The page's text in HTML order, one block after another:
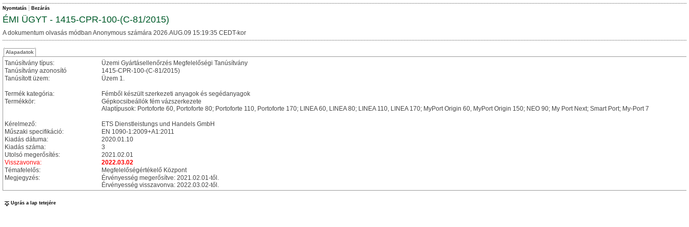
Nyomtatás Bezárás
ÉMI ÜGYT - 1415-CPR-100-(C-81/2015)
A dokumentum olvasás módban Anonymous számára 2026.AUG.09 15:19:35 CEDT-kor
Alapadatok
Tanúsítvány típus:
Üzemi Gyártásellenőrzés Megfelelőségi Tanúsítvány
Tanúsítvány azonosító
1415-CPR-100-(C-81/2015)
Tanúsított üzem:
Üzem 1.
Termék kategória:
Fémből készült szerkezeti anyagok és segédanyagok
Termékkör:
Gépkocsibeállók fém vázszerkezete
Alaptípusok: Portoforte 60, Portoforte 80; Portoforte 110, Portoforte 170; LINEA 60, LINEA 80; LINEA 110, LINEA 170; MyPort Origin 60, MyPort Origin 150; NEO 90; My Port Next; Smart Port; My-Port 7
Kérelmező:
ETS Dienstleistungs und Handels GmbH
Műszaki specifikáció:
EN 1090-1:2009+A1:2011
Kiadás dátuma:
2020.01.10
Kiadás száma:
3
Utolsó megerősítés:
2021.02.01
Visszavonva:
2022.03.02
Témafelelős:
Megfelelőségértékelő Központ
Megjegyzés:
Érvényesség megerősítve: 2021.02.01-től.
Érvényesség visszavonva: 2022.03.02-től.
Ugrás a lap tetejére